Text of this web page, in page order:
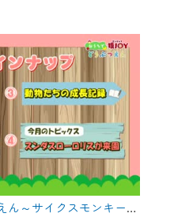
おうちで猿ジョイどうぶつえん～サイクスモンキー～（2024年12月16日初回放送）